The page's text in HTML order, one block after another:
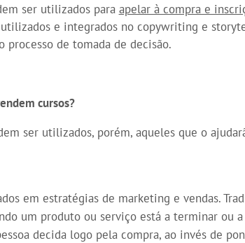
ser utilizados para apelar à compra e
e integrados no copywriting e
de tomada de decisão.
cursos?
ser utilizados, porém, aqueles que o
em estratégias de marketing e vendas.
um produto ou serviço está a terminar ou a
decida logo pela compra, ao invés de